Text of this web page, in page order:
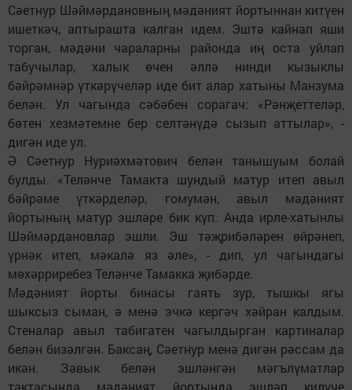
Сәетнур Шәймәрдановның мәдәният йортыннан китүен
ишеткәч, аптырашта калган идем. Эштә кайнап яши
торган, мәдәни чараларны районда иң оста уйлап
табучылар, халык өчен әллә нинди кызыклы
бәйрәмнәр үткәрүчеләр иде бит алар хатыны Манзума
белән. Ул чагында сәбәбен сорагач: «Рәнҗеттеләр,
бөтен хезмәтемне бер селтәнүдә сызып аттылар», -
дигән иде ул.
Ә Сәетнур Нуриәхмәтович белән танышуым болай
булды. «Теләнче Тамакта шундый матур итеп авыл
бәйрәме үткәрделәр, гомумән, авыл мәдәният
йортының матур эшләре бик күп. Анда ирле-хатынлы
Шәймәрдановлар эшли. Эш тәҗрибәләрен өйрәнеп,
үрнәк итеп, мәкалә яз әле», - дип, ул чагындагы
мөхәрриребез Теләнче Тамакка җибәрде.
Мәдәният йорты бинасы гаять зур, тышкы ягы
шыксыз сыман, ә менә эчкә кергәч хәйран калдым.
Стеналар авыл табигатен чагылдырган картиналар
белән бизәлгән. Баксаң, Сәетнур менә дигән рәссам да
икән. Зәвык белән эшләнгән мәгълүматлар
тактасында мәдәният йортында эшләп килүче